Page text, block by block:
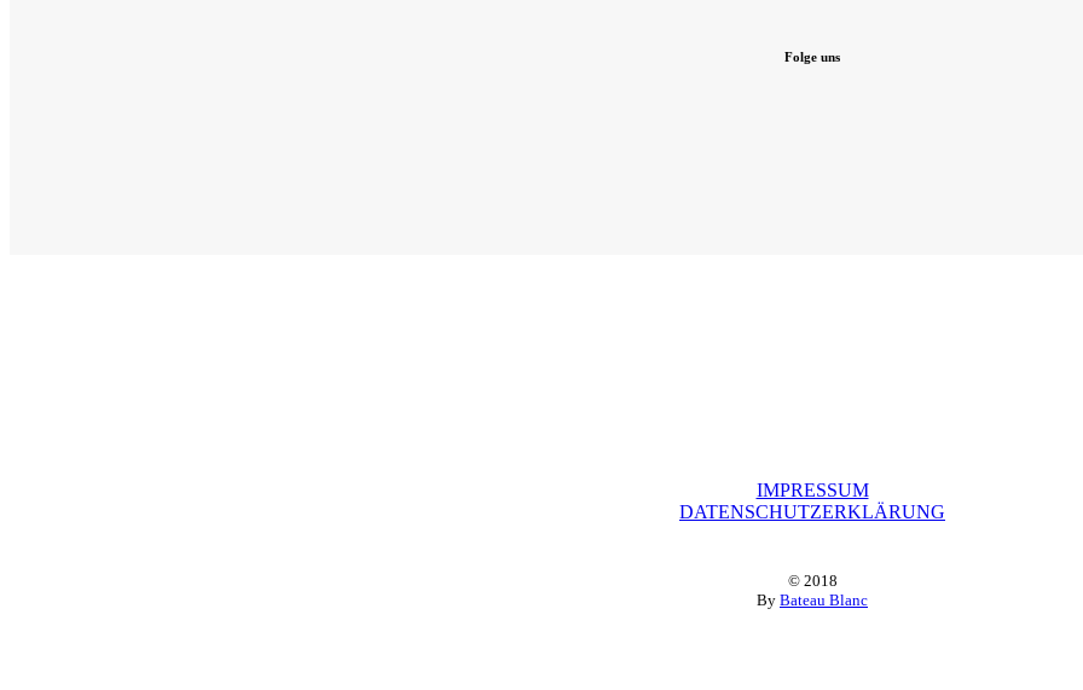
Folge uns
IMPRESSUM
DATENSCHUTZERKLÄRUNG
© 2018
By Bateau Blanc